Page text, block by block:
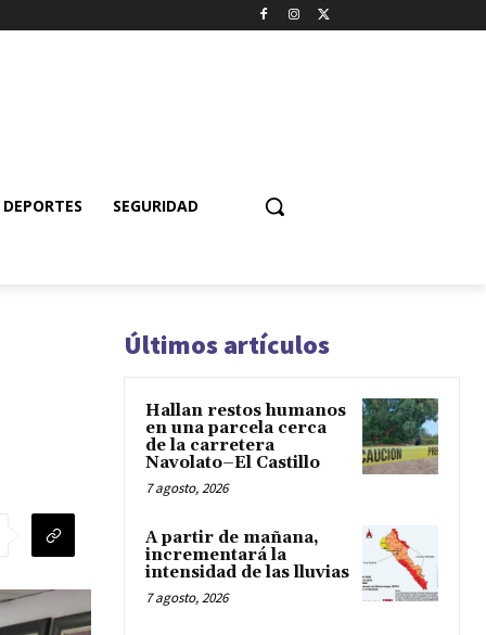
DEPORTES SEGURIDAD
Últimos artículos
Hallan restos humanos
en una parcela cerca
de la carretera
Navolato–El Castillo
7 agosto, 2026
A partir de mañana,
incrementará la
intensidad de las lluvias
7 agosto, 2026